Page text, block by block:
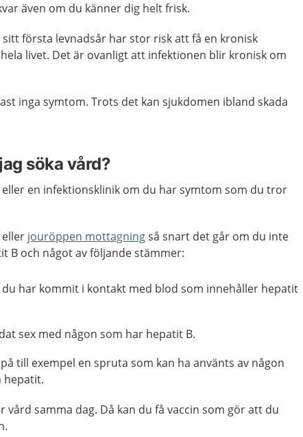
även om du känner dig helt frisk.
första levnadsår har stor risk att få en kronisk
livet. Det är ovanligt att infektionen blir kronisk om
inga symtom. Trots det kan sjukdomen ibland skada
söka vård?
eller en infektionsklinik om du har symtom som du tror
eller jouröppen mottagningså snart det går om du inte
B och något av följande stämmer:
har kommit i kontakt med blod som innehåller hepatit
sex med någon som har hepatit B.
till exempel en spruta som kan ha använts av någon
hepatit.
vård samma dag. Då kan du få vaccin som gör att du